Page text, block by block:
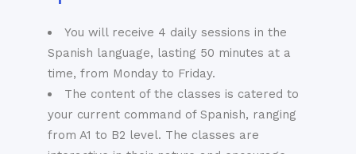
tournage. Se
promener dans les
patios, les cours, les
fontaines, les
orangers, les paons
et bien sûr le palais
lui-même est une
les plus importantes
d'Espagne sont
conservées.
Plaza de Toros :
la "cathédrale de la
tauromachie" est
You will receive 4 daily sessions in the
Spanish language, lasting 50 minutes at a
time, from Monday to Friday.
The content of the classes is catered to
your current command of Spanish, ranging
from A1 to B2 level. The classes are